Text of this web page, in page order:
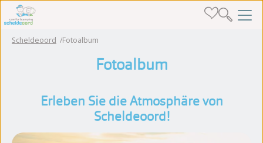
Scheldeoord Fotoalbum
Fotoalbum
Erleben Sie die Atmosphäre von
Scheldeoord!